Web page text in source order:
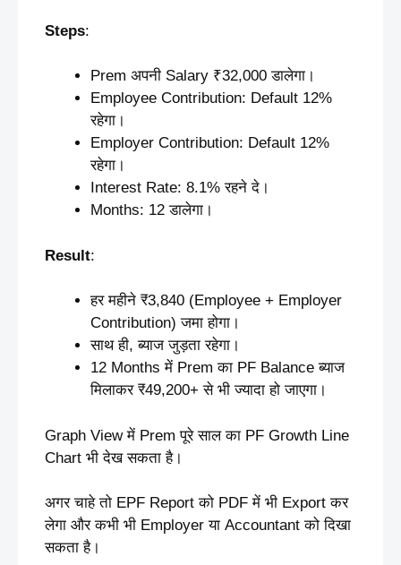
Steps:
Prem अपनी Salary ₹32,000 डालेगा।
Employee Contribution: Default 12%
रहेगा।
Employer Contribution: Default 12%
रहेगा।
Interest Rate: 8.1% रहने दे।
Months: 12 डालेगा।
Result:
हर महीने ₹3,840 (Employee + Employer
Contribution) जमा होगा।
साथ ही, ब्याज जुड़ता रहेगा।
12 Months में Prem का PF Balance ब्याज
मिलाकर ₹49,200+ से भी ज्यादा हो जाएगा।
Graph View में Prem पूरे साल का PF Growth Line
Chart भी देख सकता है।
अगर चाहे तो EPF Report को PDF में भी Export कर
लेगा और कभी भी Employer या Accountant को दिखा
सकता है।